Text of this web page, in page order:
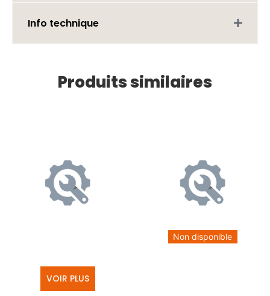
Info technique
Produits similaires
VOIR PLUS
Non disponible